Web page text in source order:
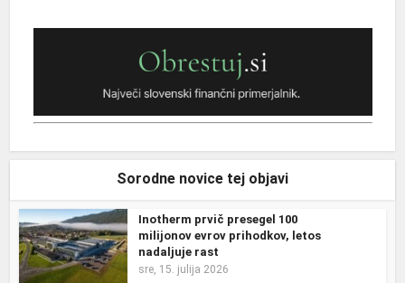
Sorodne novice tej objavi
Inotherm prvič presegel 100
milijonov evrov prihodkov, letos
nadaljuje rast
sre, 15. julija 2026